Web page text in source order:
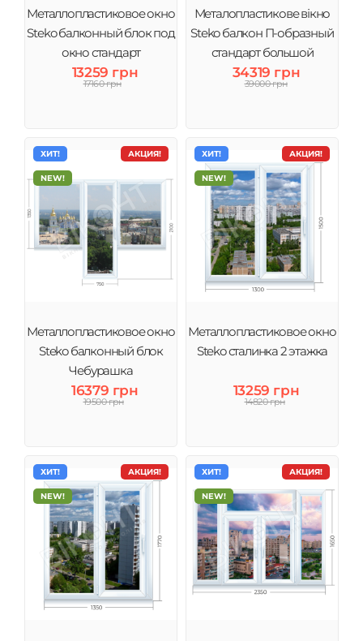
Металлопластиковое окно
Steko балконный блок под
окно стандарт
13259 грн
17160 грн
Металопластикове вікно
Steko балкон П-образный
стандарт большой
34319 грн
39000 грн
АКЦИЯ!
ХИТ!
NEW!
Металлопластиковое окно
Steko балконный блок
Чебурашка
16379 грн
19500 грн
АКЦИЯ!
ХИТ!
NEW!
Металлопластиковое окно
Steko сталинка 2 этажка
13259 грн
14820 грн
АКЦИЯ!
ХИТ!
NEW!
АКЦИЯ!
ХИТ!
NEW!